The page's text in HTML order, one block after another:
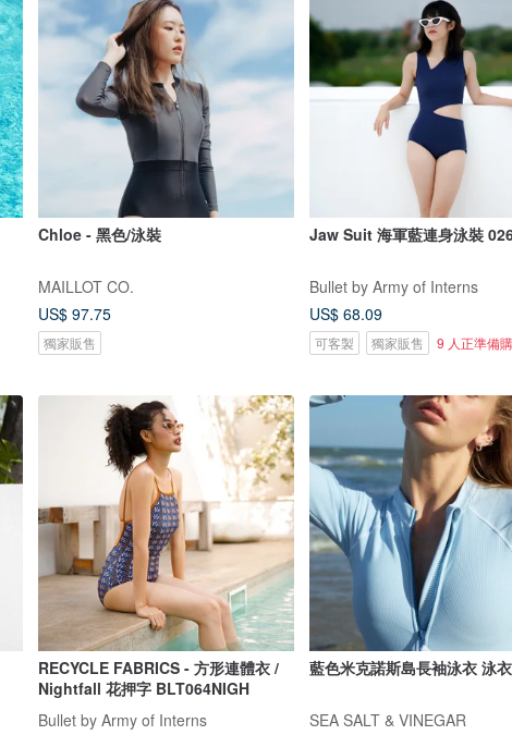
Chloe - 黑色/泳裝
MAILLOT CO.
US$ 97.75
獨家販售
Jaw Suit 海軍藍連身泳裝
Bullet by Army of Interns
US$ 68.09
可客製 獨家販售 9 人正準備
RECYCLE FABRICS - 方形連體衣 /
Nightfall 花押字 BLT064NIGH
Bullet by Army of Interns
藍色米克諾斯島長袖泳衣 泳衣
SEA SALT & VINEGAR